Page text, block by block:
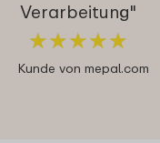
Verarbeitung"
★★★★★
★★★★★
Kunde von mepal.com